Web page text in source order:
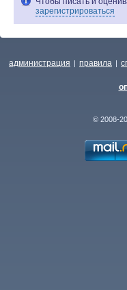
зарегистрироваться
администрация | правила |
© 2008-